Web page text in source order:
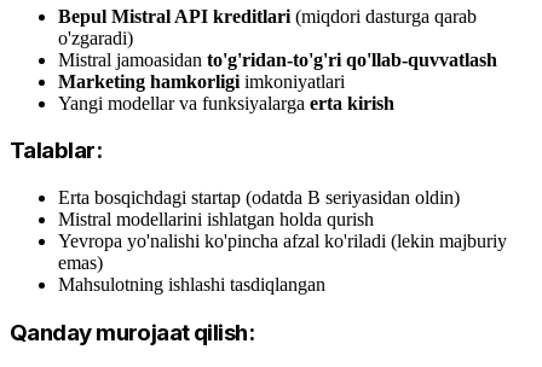
Bepul Mistral API kreditlari (miqdori dasturga qarab
o'zgaradi)
Mistral jamoasidan to'g'ridan-to'g'ri qo'llab-quvvatlash
Marketing hamkorligi imkoniyatlari
Yangi modellar va funksiyalarga erta kirish
Talablar:
Erta bosqichdagi startap (odatda B seriyasidan oldin)
Mistral modellarini ishlatgan holda qurish
Yevropa yo'nalishi ko'pincha afzal ko'riladi (lekin majburiy
emas)
Mahsulotning ishlashi tasdiqlangan
Qanday murojaat qilish: